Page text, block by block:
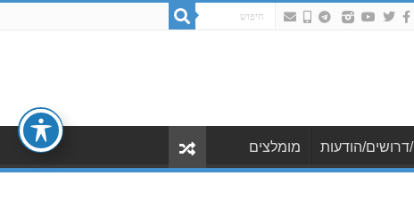
דרושים/הודעות מומלצים